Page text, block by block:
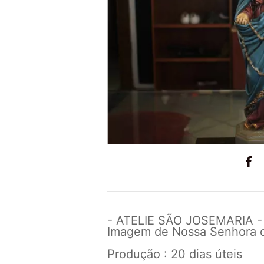
- ATELIE SÃO JOSEMARIA -
Imagem de Nossa Senhora
Produção : 20 dias úteis